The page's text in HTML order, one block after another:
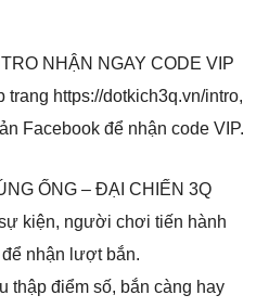
NHẬN NGAY CODE VIP
trang https://dotkich3q.vn/intro,
Facebook để nhận code VIP.
ỐNG – ĐẠI CHIẾN 3Q
kiện, người chơi tiến hành
nhận lượt bắn.
thập điểm số, bắn càng hay